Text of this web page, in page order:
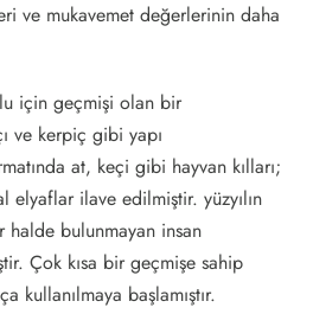
ve mukavemet değerlerinin daha
için geçmişi olan bir
ve kerpiç gibi yapı
at, keçi gibi hayvan kılları;
ilave edilmiştir. yüzyılın
halde bulunmayan insan
Çok kısa bir geçmişe sahip
kullanılmaya başlamıştır.